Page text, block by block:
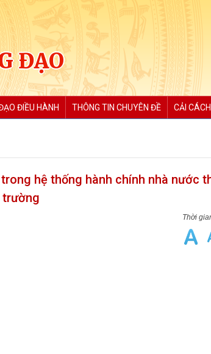
ĐẠO
ĐIỀU HÀNH THÔNG TIN CHUYÊN ĐỀ CẢI
hệ thống hành chính nhà nước
trường